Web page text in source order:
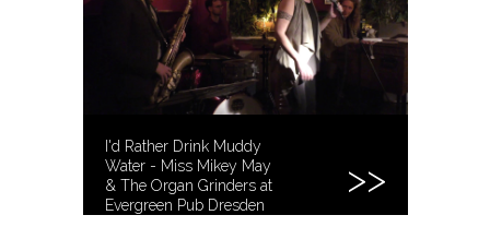
I'd Rather Drink Muddy
Water - Miss Mikey May
& The Organ Grinders at
Evergreen Pub Dresden